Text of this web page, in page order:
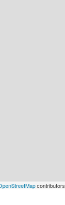
contributors